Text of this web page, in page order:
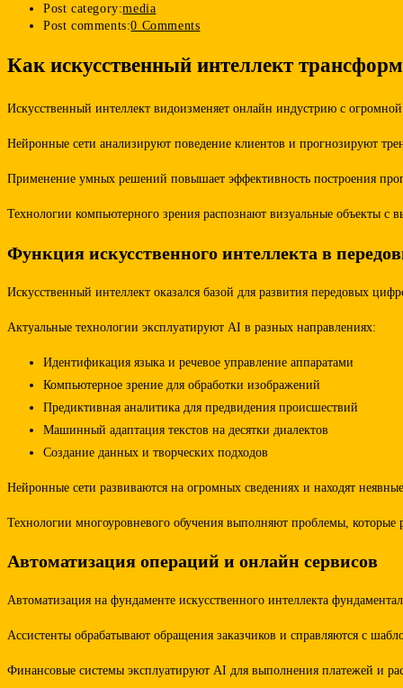
Post category:media
Post comments:0 Comments
Как искусственный интеллект
Искусственный интеллект видоизменяет онлайн индустрию с
Нейронные сети анализируют поведение клиентов и прогнозируют
Применение умных решений повышает эффективность построения
Технологии компьютерного зрения распознают визуальные объекты с
Функция искусственного интеллекта в
Искусственный интеллект оказался базой для развития передовых
Актуальные технологии эксплуатируют AI в разных направлениях:
Идентификация языка и речевое управление аппаратами
Компьютерное зрение для обработки изображений
Предиктивная аналитика для предвидения происшествий
Машинный адаптация текстов на десятки диалектов
Создание данных и творческих подходов
Нейронные сети развиваются на огромных сведениях и находят
Технологии многоуровневого обучения выполняют проблемы, которые
Автоматизация операций и онлайн сервисов
Автоматизация на фундаменте искусственного интеллекта
Ассистенты обрабатывают обращения заказчиков и справляются с
Финансовые системы эксплуатируют AI для выполнения платежей и